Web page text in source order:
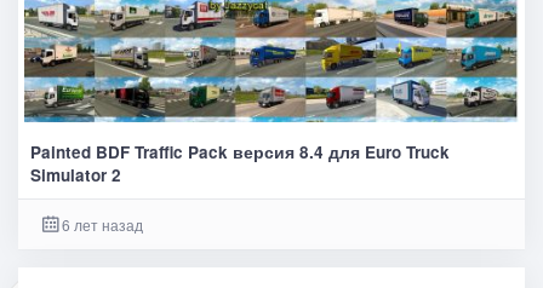
Painted BDF Traffic Pack версия 8.4 для Euro Truck
Simulator 2
6 лет назад